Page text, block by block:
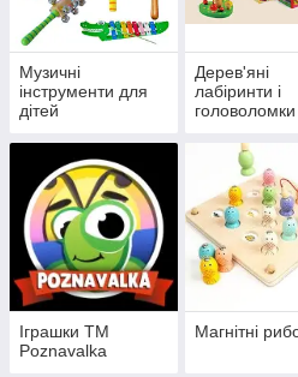
Музичні
інструменти для
дітей
Дерев'яні
лабіринти і
головоломки
Іграшки ТМ
Poznavalka
Магнітні